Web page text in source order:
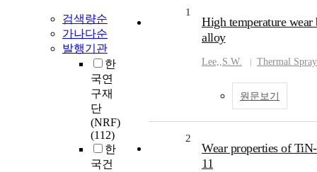
검색량순
가나다순
발행기관
한
국연
구재
단
(NRF)
(112)
한
국건
1
High temperature wear
alloy
Lee,,S.W. Thermal Spray
원문보기
2
Wear properties of
11